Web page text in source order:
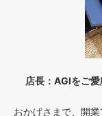
店長：AGIをご
おかげさまで、開